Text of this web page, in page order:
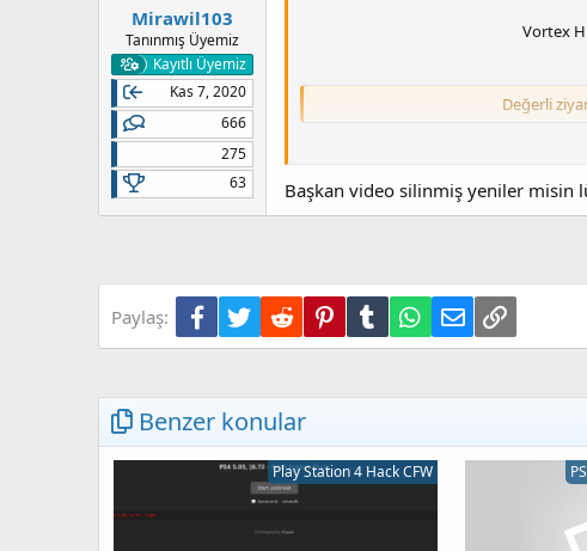
Mirawil103
Tanınmış Üyemiz
Kayıtlı Üyemiz
Kas 7, 2020
666
275
63
Vortex
Değerli
Başkan video silinmiş yeniler misin
Paylaş: Facebook
TwitterReddit PinterestTumblr WhatsApp
E-postaLink
Benzer konular
Play Station 4 Hack CFW